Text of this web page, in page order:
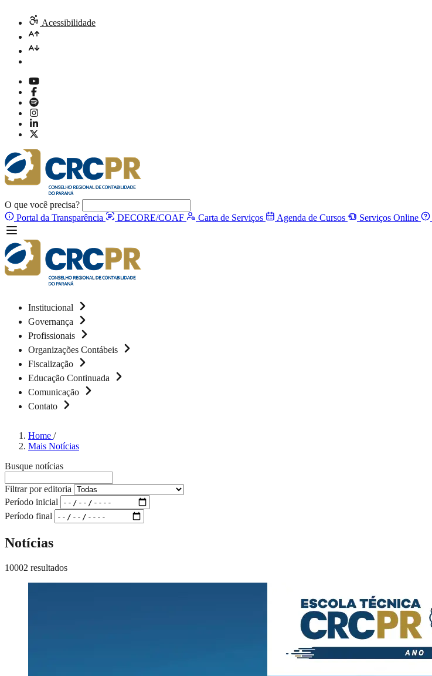
Acessibilidade
O que você precisa?
Portal da Transparência
DECORE/COAF Carta de Serviços Agenda de Cursos Serviços Online
Institucional
Governança
Profissionais
Organizações Contábeis
Fiscalização
Educação Continuada
Comunicação
Contato
Home /
Mais Notícias
Busque notícias
Filtrar por editoria
Período inicial
Período final
Notícias
10002 resultados